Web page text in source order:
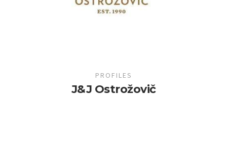
PROFILES
J&J Ostrožovič